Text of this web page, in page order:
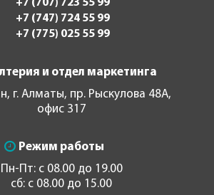
+7 (707) 723 55 99
+7 (747) 724 55 99
+7 (775) 025 55 99
и отдел маркетинга
г. Алматы, пр. Рыскулова 48А,
офис 317
Режим работы
Пн-Пт: с 08.00 до 19.00
сб: с 08.00 до 15.00